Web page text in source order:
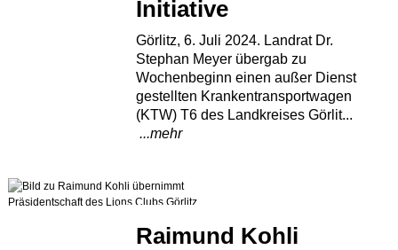
Initiative
Görlitz, 6. Juli 2024. Landrat Dr.
Stephan Meyer übergab zu
Wochenbeginn einen außer Dienst
gestellten Krankentransportwagen
(KTW) T6 des Landkreises Görlit...
...mehr
Raimund Kohli